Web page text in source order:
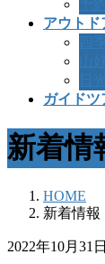
アウトド
ガイドツ
新着情
HOME
新着情報
2022年10月31日